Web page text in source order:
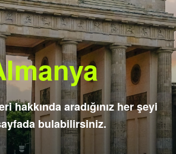
hakkında aradığınız her şeyi
bulabilirsiniz.